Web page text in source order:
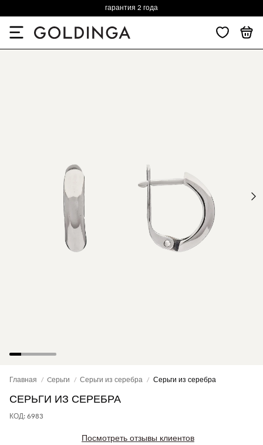
гарантия 2 года
Главная Cерьги Серьги из серебра Серьги из серебра
СЕРЬГИ ИЗ СЕРЕБРА
КОД: 6983
Посмотреть отзывы клиентов